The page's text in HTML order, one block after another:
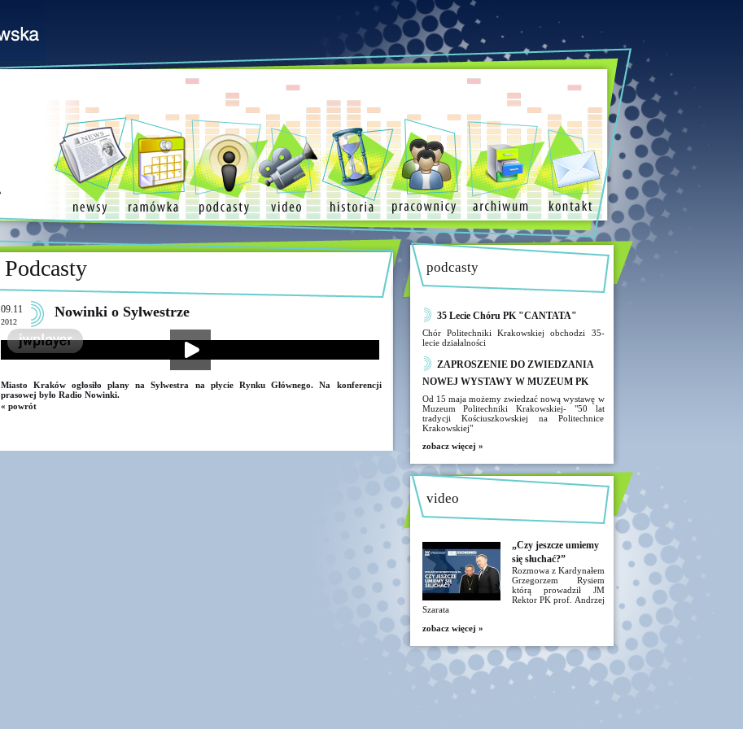
Podcasty
09.11
2012
Nowinki o Sylwestrze
Miasto Kraków ogłosiło plany na Sylwestra na płycie Rynku Głównego. Na konferencji
prasowej było Radio Nowinki.
« powrót
podcasty
35 Lecie Chóru PK "CANTATA"
Chór Politechniki Krakowskiej obchodzi 35-
lecie działalności
ZAPROSZENIE DO ZWIEDZANIA
NOWEJ WYSTAWY W MUZEUM PK
Od 15 maja możemy zwiedzać nową wystawę w
Muzeum Politechniki Krakowskiej- "50 lat
tradycji Kościuszkowskiej na Politechnice
Krakowskiej"
zobacz więcej »
video
„Czy jeszcze umiemy
się słuchać?”
Rozmowa z Kardynałem
Grzegorzem Rysiem
którą prowadził JM
Rektor PK prof. Andrzej
Szarata
zobacz więcej »